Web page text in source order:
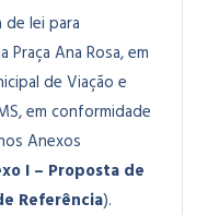
lei para
Ana Rosa, em
de Viação e
em conformidade
Anexos
I – Proposta de
Referência).